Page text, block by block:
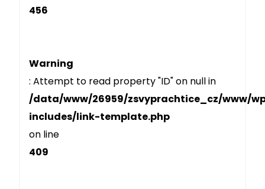
456
Warning
: Attempt to read property "ID" on null in
/data/www/26959/zsvyprachtice_cz/www/
includes/link-template.php
on line
409